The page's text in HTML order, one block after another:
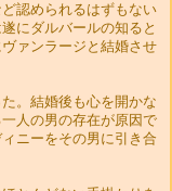
認められるはずもない
にダルバールの知ると
ァンラージと結婚させ
。結婚後も心を開かな
人の男の存在が原因で
ニーをその男に引き合